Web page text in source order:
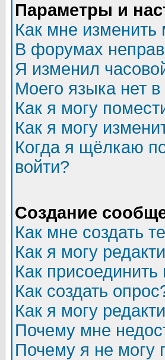
Параметры и
Как мне изменить
В форумах
Я изменил
Моего языка нет в
Как я могу
Как я могу
Когда я щёлкаю
войти?
Создание
Как мне создать
Как я могу
Как
Как создать
Как я могу
Почему мне
Почему я не могу